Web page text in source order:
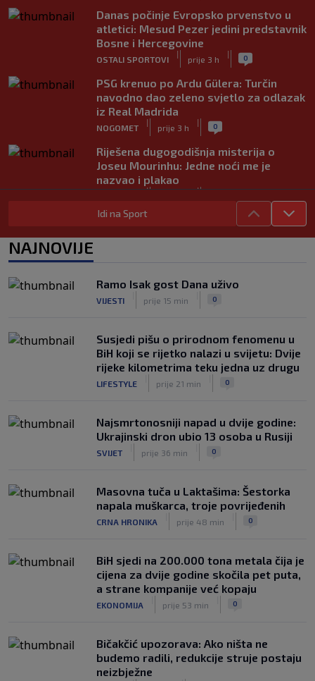
Danas počinje Evropsko prvenstvo u
atletici: Mesud Pezer jedini predstavnik
Bosne i Hercegovine
OSTALI SPORTOVI
|
prije 3 h
| 0
PSG krenuo po Ardu Gülera: Turčin
navodno dao zeleno svjetlo za odlazak
iz Real Madrida
NOGOMET
|
prije 3 h
| 0
Riješena dugogodišnja misterija o
Joseu Mourinhu: Jedne noći me je
nazvao i plakao
| |
Tottenham ide po Savinha: Spursi
Iraola zabrinut nakon novog poraza
Liverpoola: "Ne možemo održati nivo
Idi na Sport
NAJNOVIJE
Ramo Isak gost Dana uživo
VIJESTI prije 15 min 0
Susjedi pišu o prirodnom fenomenu u
BiH koji se rijetko nalazi u svijetu: Dvije
rijeke kilometrima teku jedna uz drugu
LIFESTYLE prije 21 min 0
Najsmrtonosniji napad u dvije godine:
Ukrajinski dron ubio 13 osoba u Rusiji
SVIJET prije 36 min 0
Masovna tuča u Laktašima: Šestorka
napala muškarca, troje povrijeđenih
CRNA HRONIKA prije 48 min 0
BiH sjedi na 200.000 tona metala čija je
cijena za dvije godine skočila pet puta,
a strane kompanije već kopaju
EKONOMIJA prije 53 min 0
Bičakčić upozorava: Ako ništa ne
budemo radili, redukcije struje postaju
neizbježne